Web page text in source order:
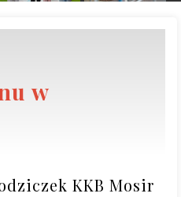
w
KKB Mosir